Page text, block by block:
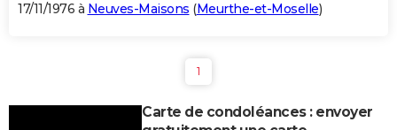
17/11/1976 à Neuves-Maisons (Meurthe-et-Moselle)
1
Carte de condoléances : envoyer